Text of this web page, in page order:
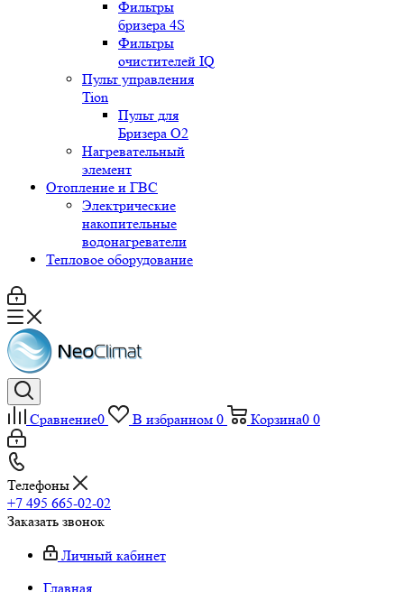
Фильтры
бризера 4S
Фильтры
очистителей IQ
Пульт управления
Tion
Пульт для
Бризера O2
Нагревательный
элемент
Отопление и ГВС
Электрические
накопительные
водонагреватели
Тепловое оборудование
Сравнение0 В избранном 0 Корзина0 0
Телефоны
+7 495 665-02-02
Заказать звонок
Личный кабинет
Главная